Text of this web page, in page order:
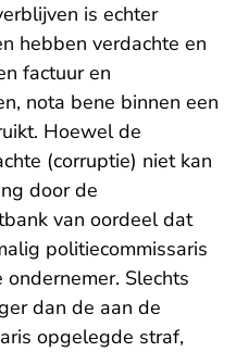
is echter
hebben verdachte en
factuur en
nota bene binnen een
Hoewel de
(corruptie) niet kan
door de
van oordeel dat
politiecommissaris
Slechts
dan de aan de
opgelegde straf,